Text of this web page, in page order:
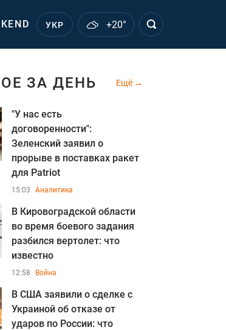
УКР +20°
ЗА ДЕНЬ Ещё
"У нас есть
договоренности":
Зеленский заявил о
прорыве в поставках ракет
для Patriot
15:03 Аналитика
В Кировоградской области
во время боевого задания
разбился вертолет: что
известно
12:58 Война
В США заявили о сделке с
Украиной об отказе от
ударов по России: что